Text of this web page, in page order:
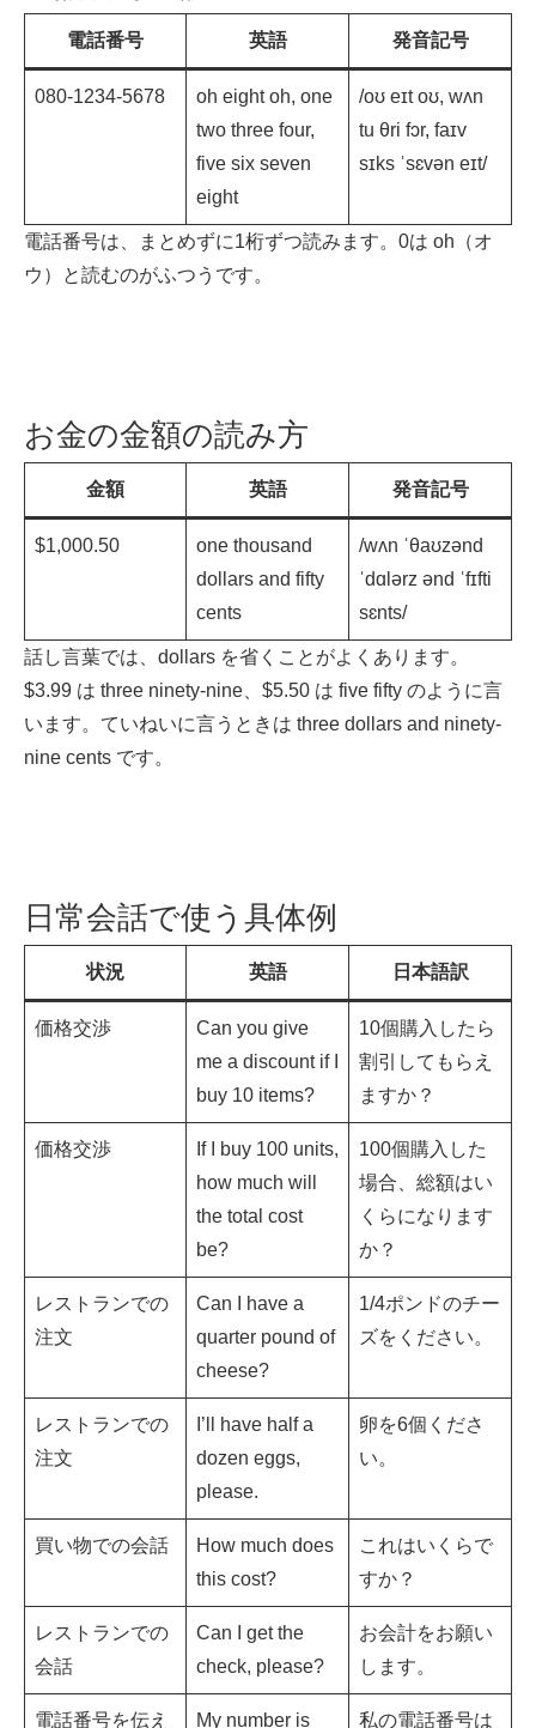
電話番号 英語 発音記号
080-1234-5678
oh eight oh, one
two three four,
five six seven
eight
/oʊ eɪt oʊ, wʌn
tu θri fɔr, faɪv
sɪks ˈsɛvən eɪt/
電話番号は、まとめずに1桁ずつ読みます。0は oh（オ
ウ）と読むのがふつうです。
お金の金額の読み方
金額 英語 発音記号
$1,000.50
one thousand
dollars and fifty
cents
/wʌn ˈθaʊzənd
ˈdɑlərz ənd ˈfɪfti
sɛnts/
話し言葉では、dollars を省くことがよくあります。
$3.99 は three ninety-nine、$5.50 は five fifty のように言
います。ていねいに言うときは three dollars and ninety-
nine cents です。
日常会話で使う具体例
状況 英語 日本語訳
価格交渉
Can you give
me a discount if I
buy 10 items?
10個購入したら
割引してもらえ
ますか？
価格交渉
If I buy 100 units,
how much will
the total cost
be?
100個購入した
場合、総額はい
くらになります
か？
レストランでの
注文
Can I have a
quarter pound of
cheese?
1/4ポンドのチー
ズをください。
レストランでの
注文
I’ll have half a
dozen eggs,
please.
卵を6個くださ
い。
買い物での会話
How much does
this cost?
これはいくらで
すか？
レストランでの
会話
Can I get the
check, please?
お会計をお願い
します。
電話番号を伝え
My number is
私の電話番号は